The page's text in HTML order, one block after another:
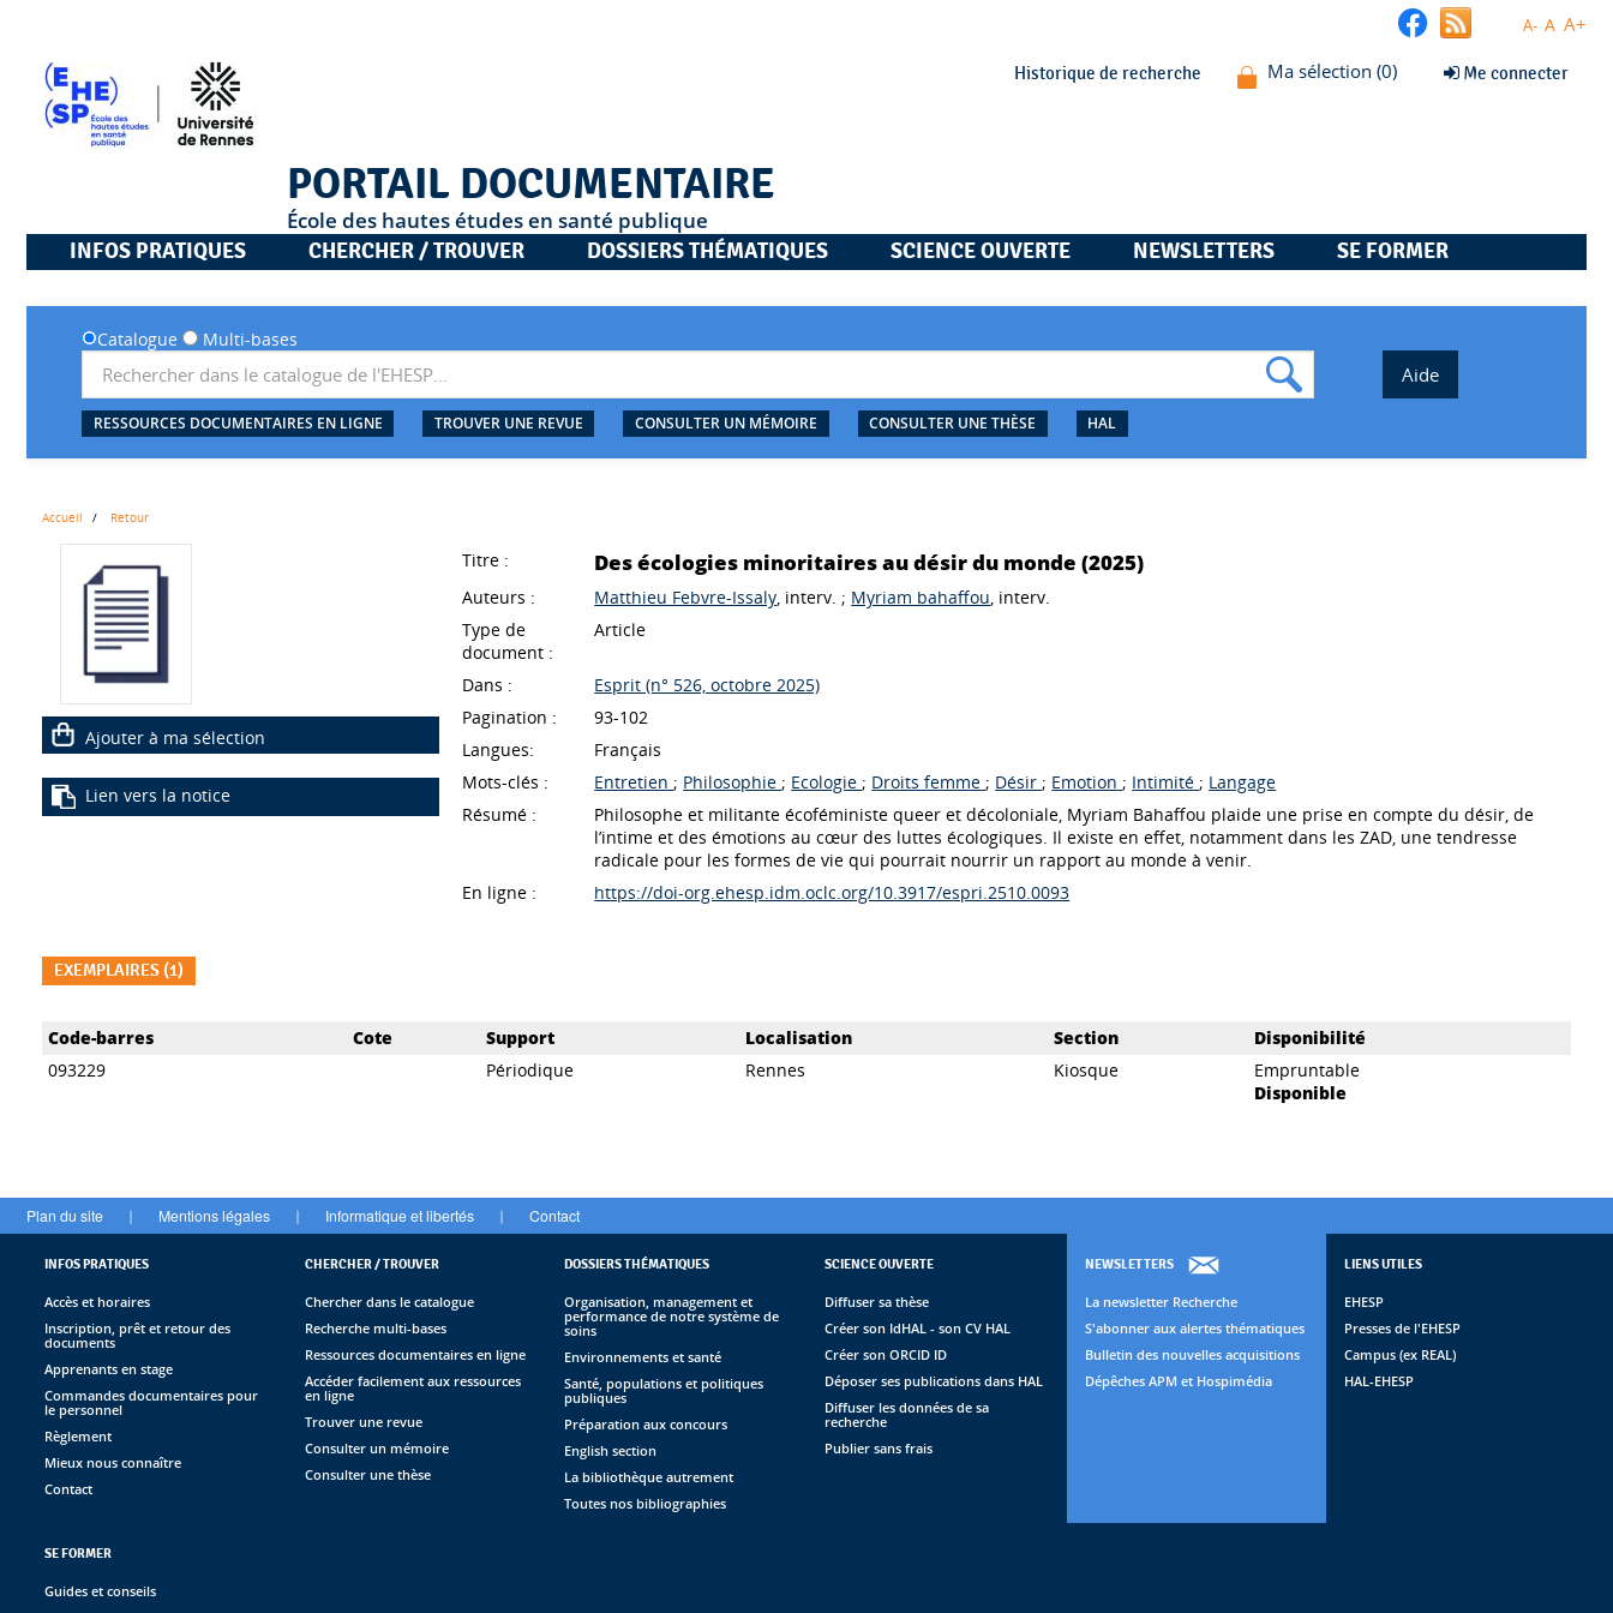
A- A A+
Historique de recherche Me connecter
PORTAIL DOCUMENTAIRE
École des hautes études en santé publique
INFOS PRATIQUES
CHERCHER / TROUVER DOSSIERS THÉMATIQUES SCIENCE OUVERTE NEWSLETTERS SE FORMER
Catalogue Multi-bases
RESSOURCES DOCUMENTAIRES EN LIGNE TROUVER UNE REVUE CONSULTER UN MÉMOIRE CONSULTER UNE THÈSE HAL
Accueil Retour
Ajouter à ma sélection
Lien vers la notice
Titre : Des écologies minoritaires au désir du monde (2025)
Auteurs : Matthieu Febvre-Issaly , interv. ; Myriam bahaffou , interv.
Type de
document :
Article
Dans :
Esprit (n° 526, octobre 2025)
Pagination :
93-102
Langues:
Français
Mots-clés :
Entretien ; Philosophie ; Ecologie ; Droits femme ; Désir ; Emotion ; Intimité ; Langage
Résumé :
Philosophe et militante écoféministe queer et décoloniale, Myriam Bahaffou plaide une prise en compte du désir, de
l’intime et des émotions au cœur des luttes écologiques. Il existe en effet, notamment dans les ZAD, une tendresse
radicale pour les formes de vie qui pourrait nourrir un rapport au monde à venir.
En ligne :
https://doi-org.ehesp.idm.oclc.org/10.3917/espri.2510.0093
EXEMPLAIRES (1)
Liste des exemplaires
Code-barres Cote Support Localisation Section
Disponibilité
093229
Périodique Rennes Kiosque
Empruntable
Disponible
Plan du site | Mentions légales | Informatique et libertés | Contact
INFOS PRATIQUES
Accès et horaires
Inscription, prêt et retour des
documents
Apprenants en stage
Commandes documentaires pour
le personnel
Règlement
Mieux nous connaître
Contact
CHERCHER / TROUVER
Chercher dans le catalogue
Recherche multi-bases
Ressources documentaires en ligne
Accéder facilement aux ressources
en ligne
Trouver une revue
Consulter un mémoire
Consulter une thèse
DOSSIERS THÉMATIQUES
Organisation, management et
performance de notre système de
soins
Environnements et santé
Santé, populations et politiques
publiques
Préparation aux concours
English section
La bibliothèque autrement
Toutes nos bibliographies
SCIENCE OUVERTE
Diffuser sa thèse
Créer son IdHAL - son CV HAL
Créer son ORCID ID
Déposer ses publications dans HAL
Diffuser les données de sa
recherche
Publier sans frais
NEWSLETTERS
La newsletter Recherche
S'abonner aux alertes thématiques
Bulletin des nouvelles acquisitions
Dépêches APM et Hospimédia
SE FORMER
Guides et conseils
LIENS UTILES
EHESP
Presses de l'EHESP
Campus (ex REAL)
HAL-EHESP